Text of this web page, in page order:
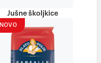
Jušne školjkice
NOVO